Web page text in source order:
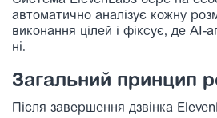
автоматично аналізує кожну
виконання цілей і фіксує, де AI-
ні.
Загальний принцип
Після завершення дзвінка